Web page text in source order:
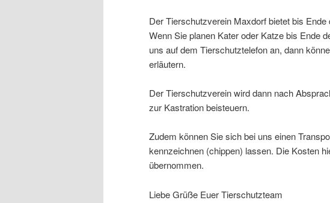
Der Tierschutzverein Maxdorf bietet bis
Wenn Sie planen Kater oder Katze bis Ende
uns auf dem Tierschutztelefon an, dann
erläutern.
Der Tierschutzverein wird dann nach
zur Kastration beisteuern.
Zudem können Sie sich bei uns einen
kennzeichnen (chippen) lassen. Die Kosten
übernommen.
Liebe Grüße Euer Tierschutzteam